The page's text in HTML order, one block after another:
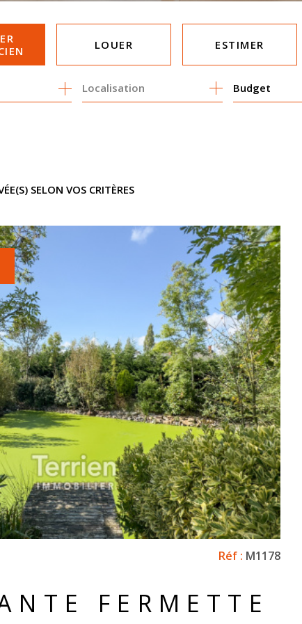
LOUER
DE L'IMMO PRO
ESTIMER
Budget
SELON VOS CRITÈRES
VOIR LE BIEN
Réf : M1178
FERMETTE